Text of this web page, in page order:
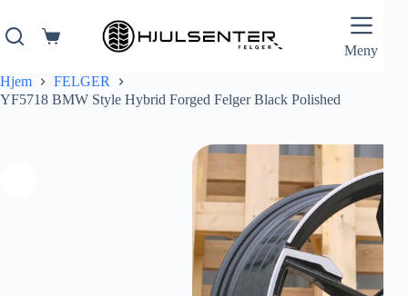
innholdetHandlekurv Meny
Hjem
FELGER
YF5718 BMW Style Hybrid Forged Felger Black Polished